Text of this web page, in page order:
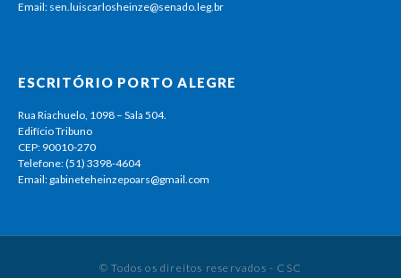
Email: sen.luiscarlosheinze@senado.leg.br
ESCRITÓRIO PORTO ALEGRE
Rua Riachuelo, 1098 – Sala 504.
Edifício Tribuno
CEP: 90010-270
Telefone: (51) 3398-4604
Email: gabineteheinzepoars@gmail.com
© Todos os direitos reservados - CSC